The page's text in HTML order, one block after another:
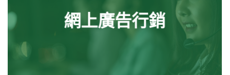
網上廣告行銷